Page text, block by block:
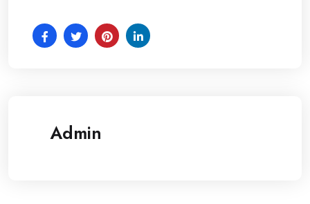
Admin